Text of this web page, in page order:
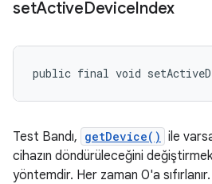
setActiveDeviceIndex
public final void
Test Bandı, getDevice() ile
cihazın döndürüleceğini
yöntemdir. Her zaman 0'a sıfırlanır.